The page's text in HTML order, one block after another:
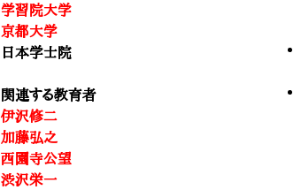
学習院大学
京都大学
日本学士院
関連する教育者
伊沢修二
加藤弘之
西園寺公望
渋沢栄一